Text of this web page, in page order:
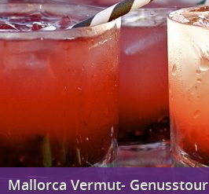
Mallorca Vermut- Genusstour